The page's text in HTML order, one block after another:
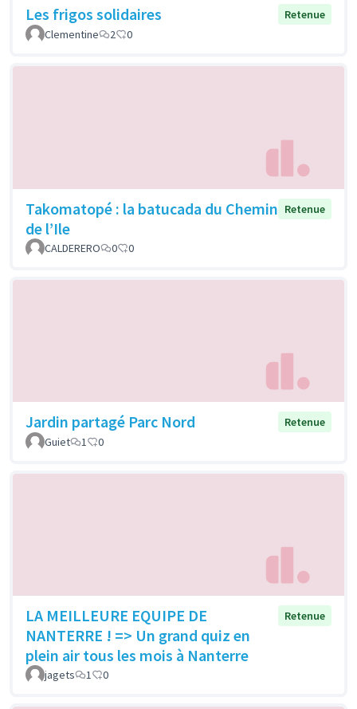
Les frigos solidaires
Retenue
Clementine
2 0
Takomatopé : la batucada du Chemin
de l’Ile
Retenue
CALDERERO 0 0
Jardin partagé Parc Nord
Retenue
Guiet
1 0
LA MEILLEURE EQUIPE DE
NANTERRE ! => Un grand quiz en
plein air tous les mois à Nanterre
Retenue
jagets 1 0